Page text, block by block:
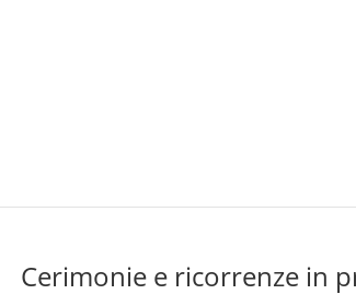
Cerimonie e ricorrenze in